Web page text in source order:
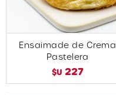
Ensaimade de Crema
Pastelera
$U 227